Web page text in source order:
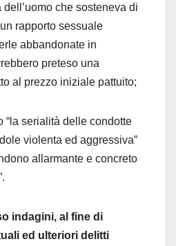
che sosteneva di
rapporto sessuale
abbandonate in
preteso una
al prezzo iniziale pattuito;
serialità delle condotte
violenta ed aggressiva”
allarmante e concreto
indagini, al fine di
ed ulteriori delitti